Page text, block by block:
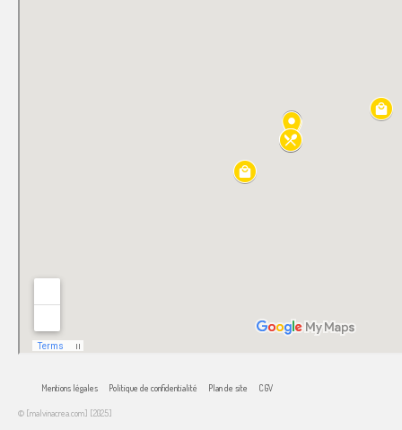
Mentions légales Politique de confidentialité Plan de site CGV
© [malvinacrea.com] [2025]